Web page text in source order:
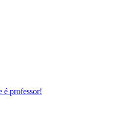
é professor!